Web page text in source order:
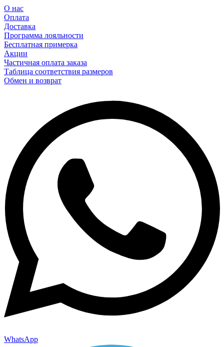
О нас
Оплата
Доставка
Программа лояльности
Бесплатная примерка
Акции
Частичная оплата заказа
Таблица соответствия размеров
Обмен и возврат
WhatsApp